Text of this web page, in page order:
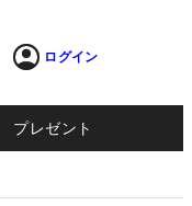
ログイン
プレゼント